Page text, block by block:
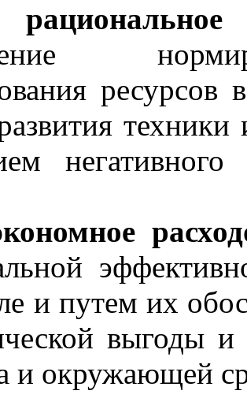
ресурсов в
и путем их
выгоды
и окружающей